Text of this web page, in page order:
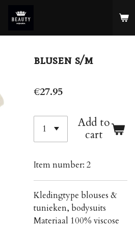
blusen s/m
€27.95
Add to
cart
Item number: 2
Kledingtype blouses &
tunieken, bodysuits
Materiaal 100% viscose